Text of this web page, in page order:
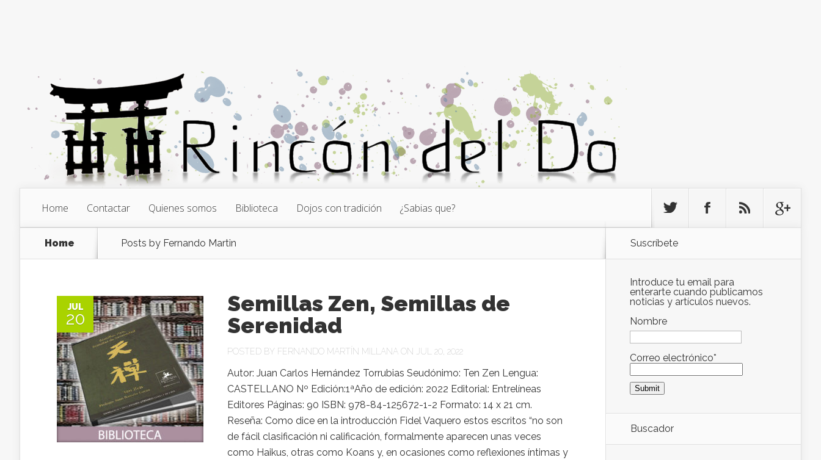
Home Contactar Quienes somos Biblioteca Dojos con tradición ¿Sabias que?
Home Posts by Fernando Martin
JUL
20
Semillas Zen, Semillas de
Serenidad
POSTED BY FERNANDO MARTÍN MILLANA ON JUL 20, 2022
Autor: Juan Carlos Hernández Torrubias Seudónimo: Ten Zen Lengua:
CASTELLANO Nº Edición:1ªAño de edición: 2022 Editorial: Entrelíneas
Editores Páginas: 90 ISBN: 978-84-125672-1-2 Formato: 14 x 21 cm.
Reseña: Como dice en la introducción Fidel Vaquero estos escritos “no son
de fácil clasificación ni calificación, formalmente aparecen unas veces
como Haikus, otras como Koans y, en ocasiones como reflexiones íntimas y
Suscríbete
Introduce tu email para
enterarte cuando publicamos
noticias y artículos nuevos.
Nombre
Correo electrónico*
Buscador